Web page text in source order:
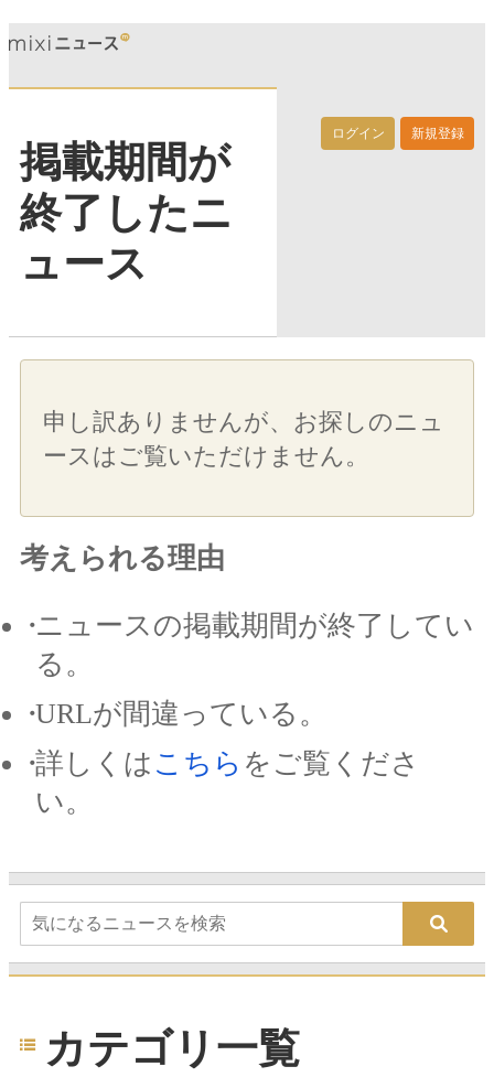
ログイン 新規登録
掲載期間が
終了したニ
ュース
申し訳ありませんが、お探しのニュ
ースはご覧いただけません。
考えられる理由
ニュースの掲載期間が終了してい
る。
URLが間違っている。
詳しくは こちら をご覧くださ
い。
カテゴリ一覧